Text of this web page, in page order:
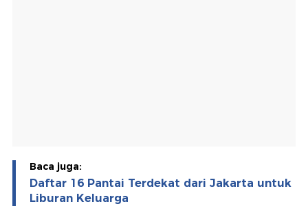
Baca juga:
Daftar 16 Pantai Terdekat dari Jakarta untuk
Liburan Keluarga